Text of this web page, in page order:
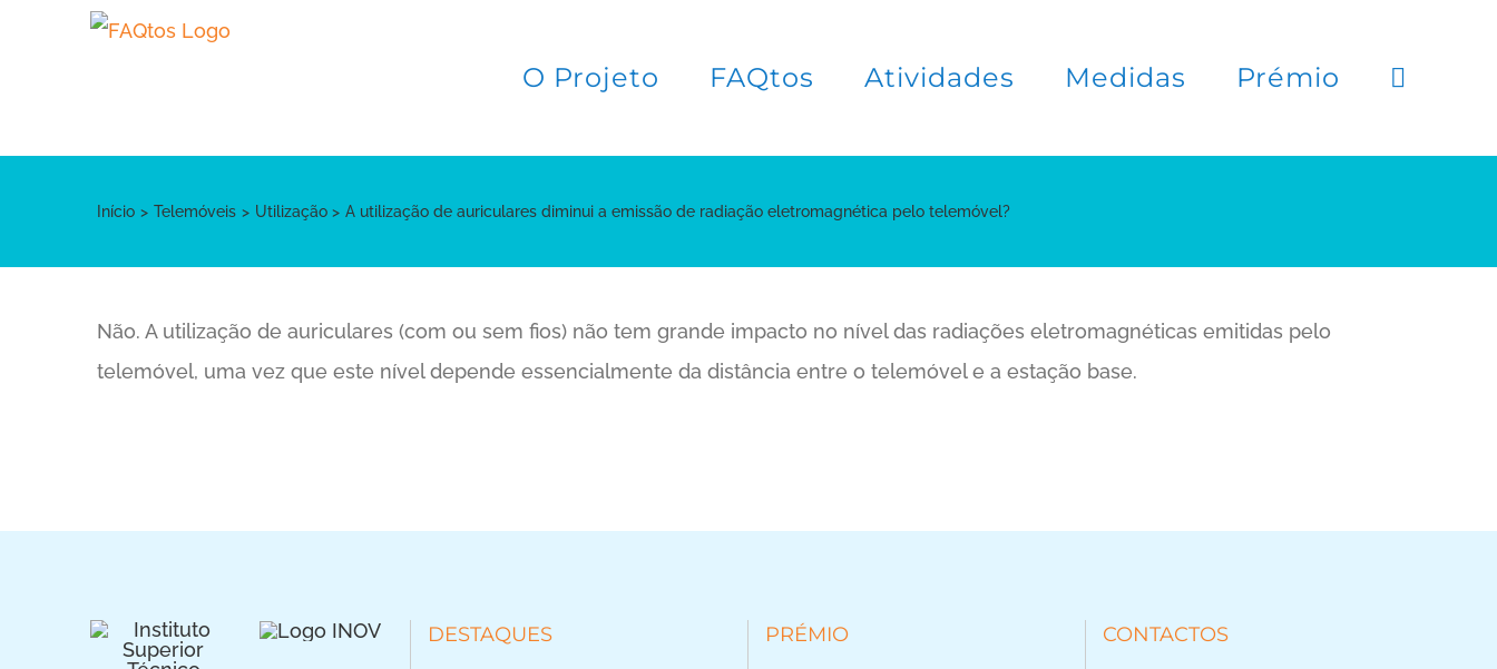
O Projeto FAQtos Atividades Medidas Prémio
Início Telemóveis Utilização A utilização de auriculares diminui a emissão de radiação eletromagnética pelo telemóvel?
Não. A utilização de auriculares (com ou sem fios) não tem grande impacto no nível das radiações eletromagnéticas emitidas pelo
telemóvel, uma vez que este nível depende essencialmente da distância entre o telemóvel e a estação base.
DESTAQUES PRÉMIO CONTACTOS